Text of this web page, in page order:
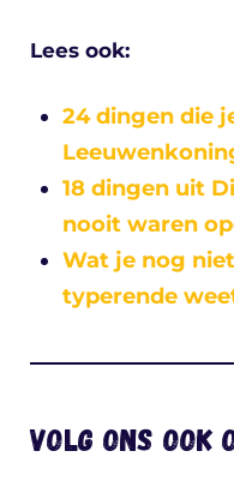
Lees ook:
24 dingen die
18 dingen uit
nooit waren
Wat je nog
typerende
Volg ons ook